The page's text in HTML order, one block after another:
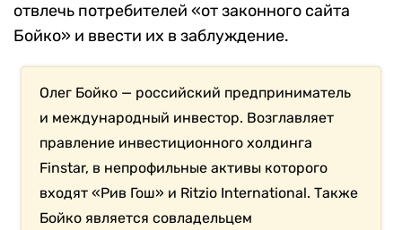
отвлечь потребителей «от законного сайта
Бойко» и ввести их в заблуждение.
Олег Бойко — российский предприниматель
и международный инвестор. Возглавляет
правление инвестиционного холдинга
Finstar, в непрофильные активы которого
входят «Рив Гош» и Ritzio International. Также
Бойко является совладельцем